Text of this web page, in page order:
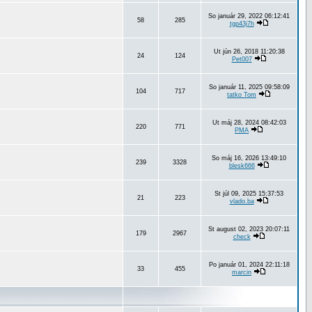
58 285
So január 29, 2022 06:12:41
tgp43j7h
24 124
Ut jún 26, 2018 11:20:38
Pet007
104 717
So január 11, 2025 09:58:09
tatko Tom
220 771
Ut máj 28, 2024 08:42:03
PMA
239 3328
So máj 16, 2026 13:49:10
blesk666
21 223
St júl 09, 2025 15:37:53
vlado.ba
179 2967
St august 02, 2023 20:07:11
check
33 455
Po január 01, 2024 22:11:18
marcin